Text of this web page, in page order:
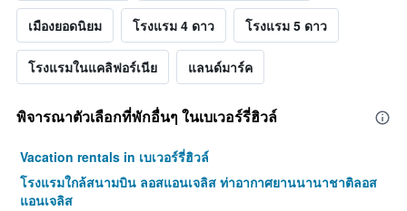
เมืองยอดนิยม โรงแรม 4 ดาว โรงแรม 5 ดาว
โรงแรมในแคลิฟอร์เนีย แลนด์มาร์ค
พิจารณาตัวเลือกที่พักอื่นๆ ในเบเวอร์รี่ฮิวล์
Vacation rentals in เบเวอร์รี่ฮิวล์
โรงแรมใกล้สนามบิน ลอสแอนเจลิส ท่าอากาศยานนานาชาติลอส
แอนเจลิส